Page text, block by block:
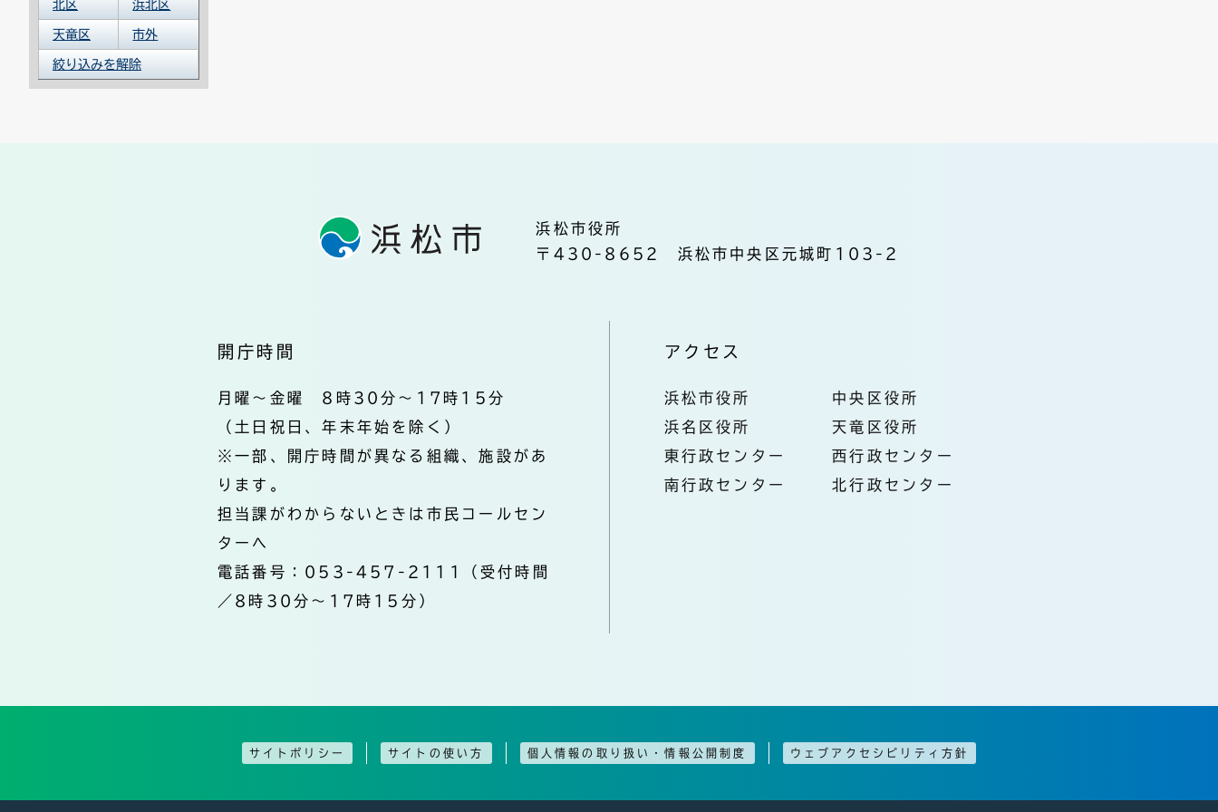
北区 浜北区
天竜区 市外
絞り込みを解除
浜松市役所
〒430-8652 浜松市中央区元城町103-2
開庁時間
月曜～金曜 8時30分～17時15分
（土日祝日、年末年始を除く）
※一部、開庁時間が異なる組織、施設があ
ります。
担当課がわからないときは市民コールセン
ターへ
電話番号：053-457-2111（受付時間
／8時30分～17時15分）
アクセス
浜松市役所
中央区役所
浜名区役所
天竜区役所
東行政センター
西行政センター
南行政センター
北行政センター
サイトポリシー サイトの使い方 個人情報の取り扱い・情報公開制度 ウェブアクセシビリティ方針